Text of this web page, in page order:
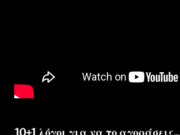
10+1 λόγοι για να το αγοράσεις...